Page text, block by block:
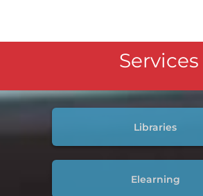
Services
Libraries
Elearning